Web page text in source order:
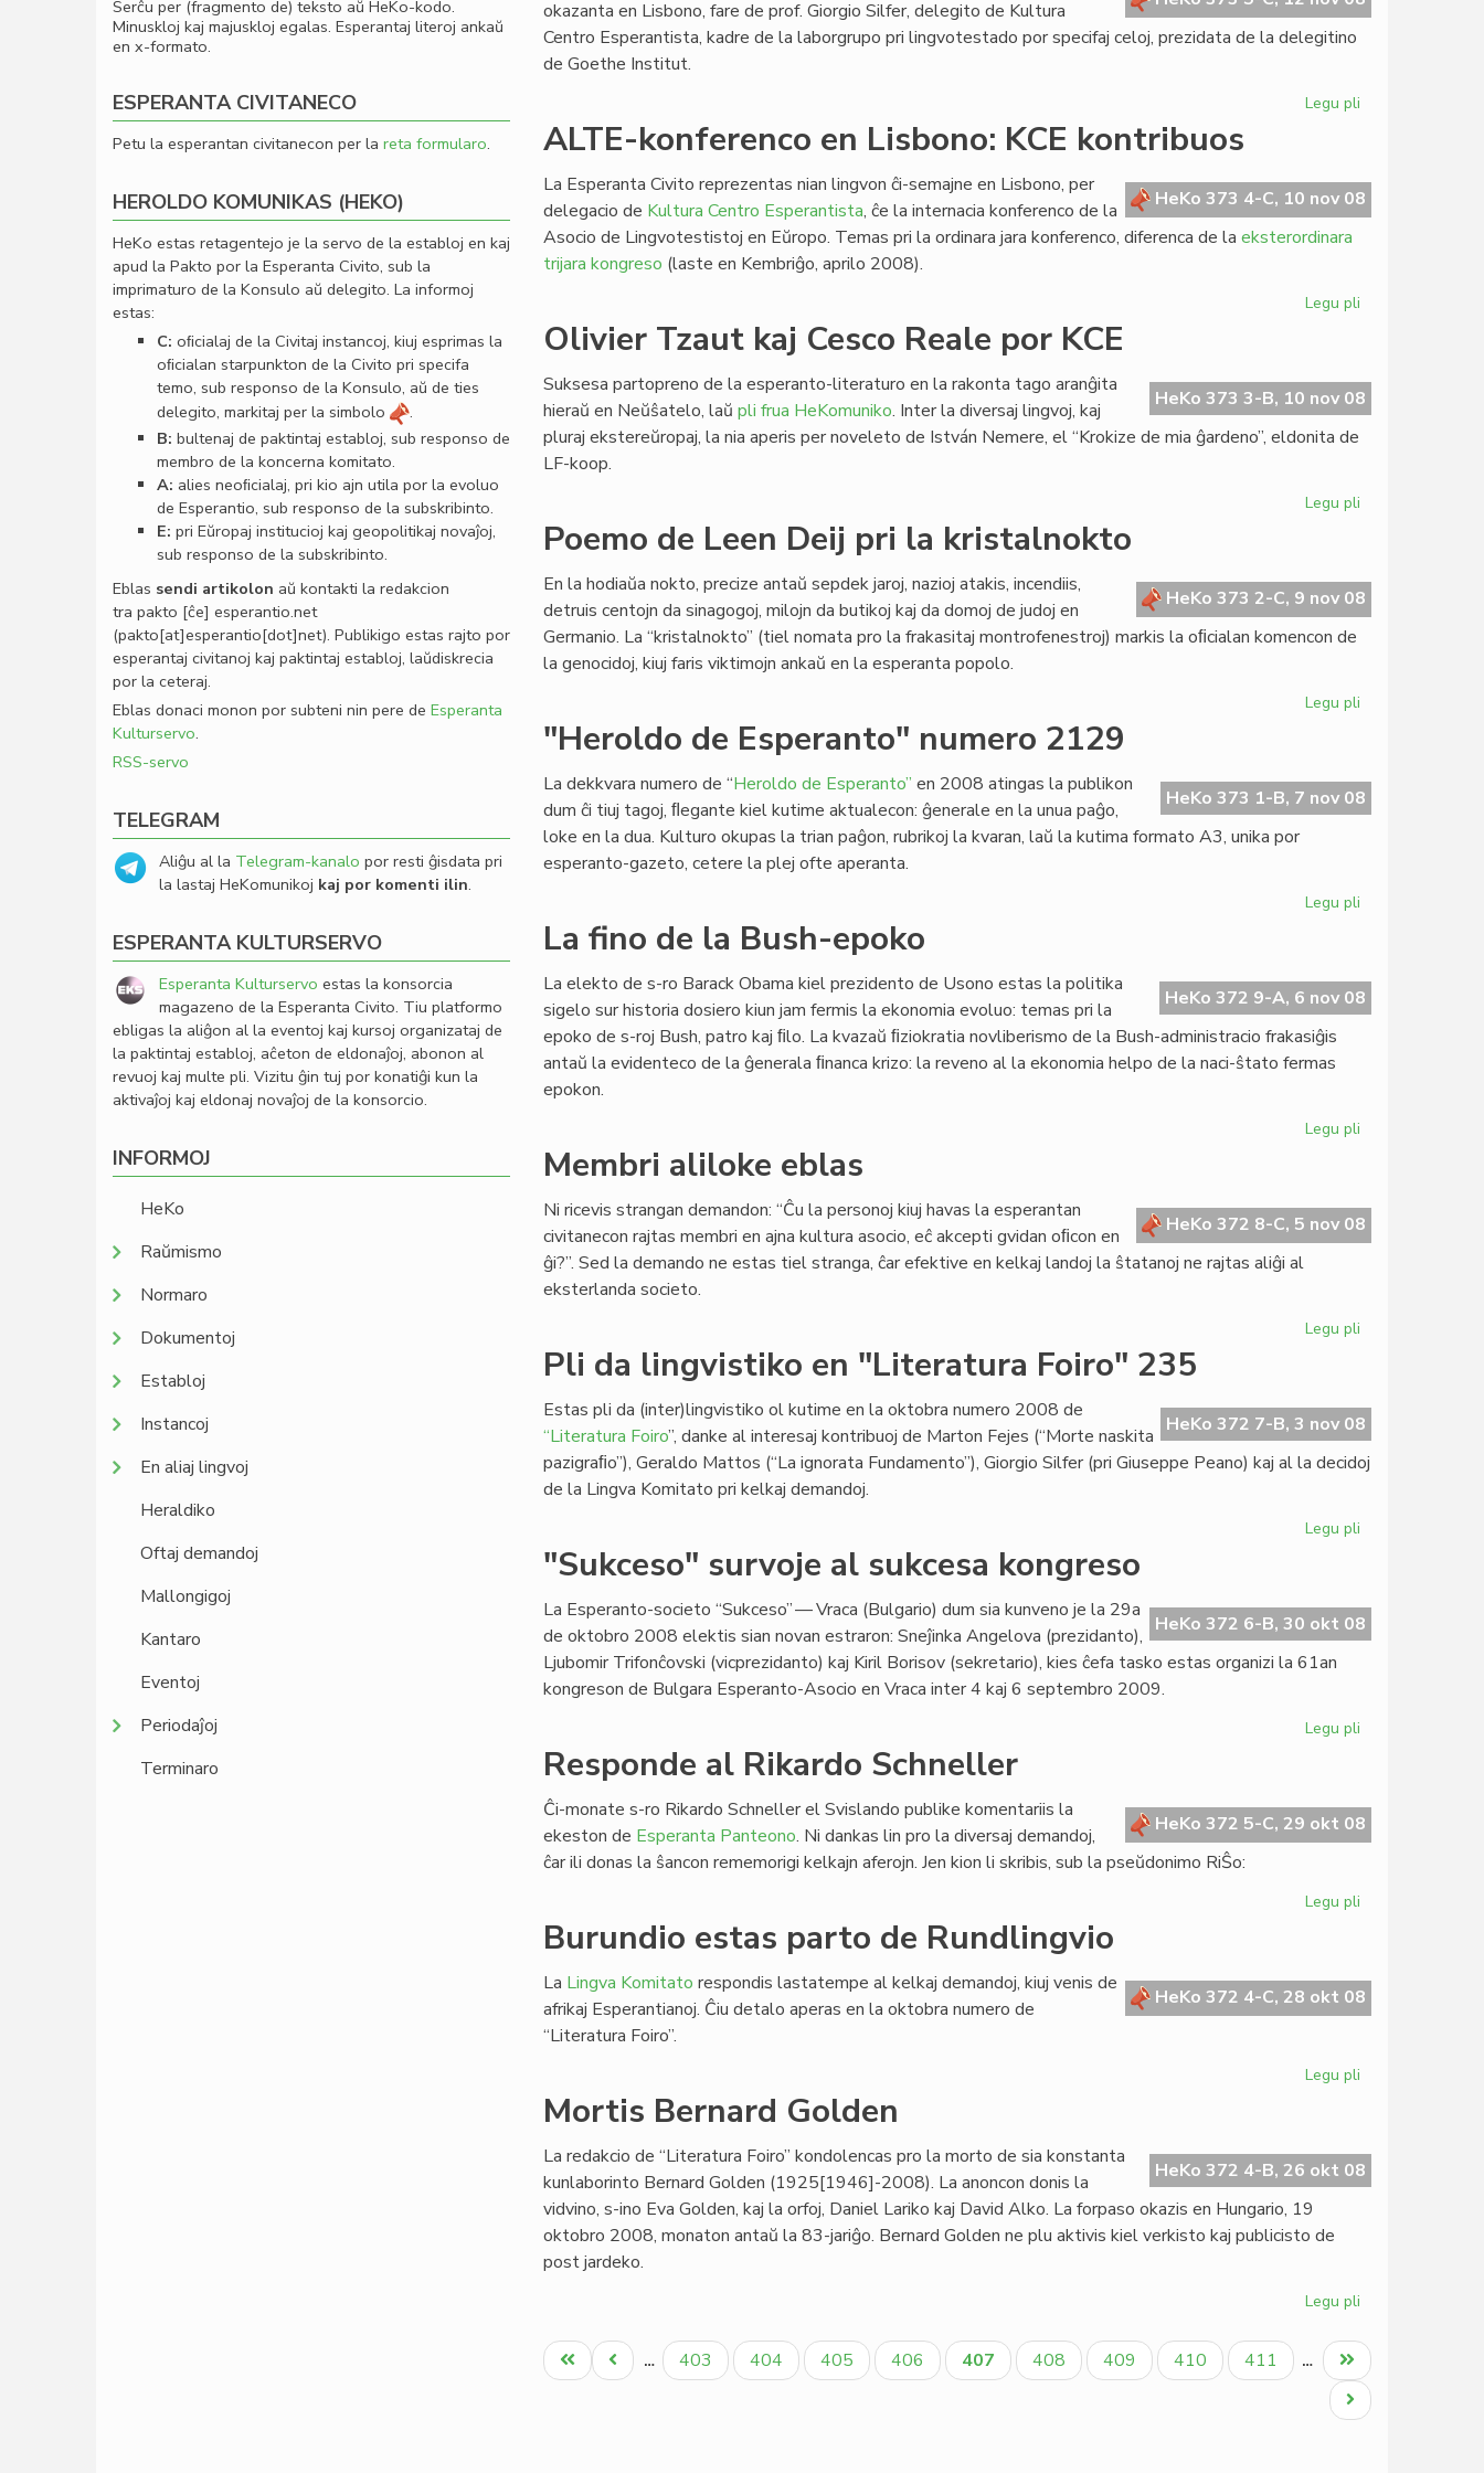
okazanta en Lisbono, fare de prof. Giorgio Silfer, delegito de Kultura
Centro Esperantista, kadre de la laborgrupo pri lingvotestado por specifaj celoj, prezidata de la delegitino
de Goethe Institut.
Legu pli
celoj
ALTE-konferenco en Lisbono: KCE kontribuos
HeKo 373 4-C, 10 nov 08
La Esperanta Civito reprezentas nian lingvon ĉi-semajne en Lisbono, per
delegacio de Kultura Centro Esperantista, ĉe la internacia konferenco de la
Asocio de Lingvotestistoj en Eŭropo. Temas pri la ordinara jara konferenco, diferenca de la eksterordinara
trijara kongreso (laste en Kembriĝo, aprilo 2008).
Legu pli
Lisbono:
KCE
Olivier Tzaut kaj Cesco Reale por KCE
HeKo 373 3-B, 10 nov 08
Suksesa partopreno de la esperanto-literaturo en la rakonta tago aranĝita
hieraŭ en Neŭŝatelo, laŭ pli frua HeKomuniko. Inter la diversaj lingvoj, kaj
pluraj ekstereŭropaj, la nia aperis per noveleto de István Nemere, el “Krokize de mia ĝardeno”, eldonita de
LF-koop.
Legu pli
Cesco
Reale
Poemo de Leen Deij pri la kristalnokto
HeKo 373 2-C, 9 nov 08
En la hodiaŭa nokto, precize antaŭ sepdek jaroj, nazioj atakis, incendiis,
detruis centojn da sinagogoj, milojn da butikoj kaj da domoj de judoj en
Germanio. La “kristalnokto” (tiel nomata pro la frakasitaj montrofenestroj) markis la oﬁcialan komencon de
la genocidoj, kiuj faris viktimojn ankaŭ en la esperanta popolo.
Legu pli
Deij
pri
"Heroldo de Esperanto" numero 2129
HeKo 373 1-B, 7 nov 08
La dekkvara numero de “Heroldo de Esperanto” en 2008 atingas la publikon
dum ĉi tiuj tagoj, ﬂegante kiel kutime aktualecon: ĝenerale en la unua paĝo,
loke en la dua. Kulturo okupas la trian paĝon, rubrikoj la kvaran, laŭ la kutima formato A3, unika por
esperanto-gazeto, cetere la plej ofte aperanta.
Legu pli
numero
2129
La fino de la Bush-epoko
HeKo 372 9-A, 6 nov 08
La elekto de s-ro Barack Obama kiel prezidento de Usono estas la politika
sigelo sur historia dosiero kiun jam fermis la ekonomia evoluo: temas pri la
epoko de s-roj Bush, patro kaj ﬁlo. La kvazaŭ ﬁziokratia novliberismo de la Bush-administracio frakasiĝis
antaŭ la evidenteco de la ĝenerala ﬁnanca krizo: la reveno al la ekonomia helpo de la naci-ŝtato fermas
epokon.
Legu pli
la
Bush-
Membri aliloke eblas
HeKo 372 8-C, 5 nov 08
Ni ricevis strangan demandon: “Ĉu la personoj kiuj havas la esperantan
civitanecon rajtas membri en ajna kultura asocio, eĉ akcepti gvidan oﬁcon en
ĝi?”. Sed la demando ne estas tiel stranga, ĉar efektive en kelkaj landoj la ŝtatanoj ne rajtas aliĝi al
eksterlanda societo.
Legu pli
Pli da lingvistiko en "Literatura Foiro" 235
HeKo 372 7-B, 3 nov 08
Estas pli da (inter)lingvistiko ol kutime en la oktobra numero 2008 de
“Literatura Foiro”, danke al interesaj kontribuoj de Marton Fejes (“Morte naskita
pazigraﬁo”), Geraldo Mattos (“La ignorata Fundamento”), Giorgio Silfer (pri Giuseppe Peano) kaj al la decidoj
de la Lingva Komitato pri kelkaj demandoj.
Legu pli
en
"Literatura
"Sukceso" survoje al sukcesa kongreso
HeKo 372 6-B, 30 okt 08
La Esperanto-societo “Sukceso” — Vraca (Bulgario) dum sia kunveno je la 29a
de oktobro 2008 elektis sian novan estraron: Sneĵinka Angelova (prezidanto),
Ljubomir Trifonĉovski (vicprezidanto) kaj Kiril Borisov (sekretario), kies ĉefa tasko estas organizi la 61an
kongreson de Bulgara Esperanto-Asocio en Vraca inter 4 kaj 6 septembro 2009.
Legu pli
sukcesa
kongreso
Responde al Rikardo Schneller
HeKo 372 5-C, 29 okt 08
Ĉi-monate s-ro Rikardo Schneller el Svislando publike komentariis la
ekeston de Esperanta Panteono. Ni dankas lin pro la diversaj demandoj,
ĉar ili donas la ŝancon rememorigi kelkajn aferojn. Jen kion li skribis, sub la pseŭdonimo RiŜo:
Legu pli
Schneller
Burundio estas parto de Rundlingvio
HeKo 372 4-C, 28 okt 08
La Lingva Komitato respondis lastatempe al kelkaj demandoj, kiuj venis de
afrikaj Esperantianoj. Ĉiu detalo aperas en la oktobra numero de
“Literatura Foiro”.
Legu pli
de
Rundlingvio
Mortis Bernard Golden
HeKo 372 4-B, 26 okt 08
La redakcio de “Literatura Foiro” kondolencas pro la morto de sia konstanta
kunlaborinto Bernard Golden (1925[1946]-2008). La anoncon donis la
vidvino, s-ino Eva Golden, kaj la orfoj, Daniel Lariko kaj David Alko. La forpaso okazis en Hungario, 19
oktobro 2008, monaton antaŭ la 83-jariĝo. Bernard Golden ne plu aktivis kiel verkisto kaj publicisto de
post jardeko.
Legu pli
Bernard
Golden
Pagination
Unua
paĝo
Antaŭa
paĝo
… Paĝo
403 Paĝo
404 Paĝo
405 Paĝo
406
Aktuala
paĝo
407 Paĝo
408 Paĝo
409 Paĝo
410 Paĝo
411 …
Last
page
Next
page
Serĉu per (fragmento de) teksto aŭ HeKo-kodo.
Minuskloj kaj majuskloj egalas. Esperantaj literoj ankaŭ
en x-formato.
ESPERANTA CIVITANECO
Petu la esperantan civitanecon per la reta formularo.
HEROLDO KOMUNIKAS (HEKO)
HeKo estas retagentejo je la servo de la establoj en kaj
apud la Pakto por la Esperanta Civito, sub la
imprimaturo de la Konsulo aŭ delegito. La informoj
estas:
C: oﬁcialaj de la Civitaj instancoj, kiuj esprimas la
oﬁcialan starpunkton de la Civito pri specifa
temo, sub responso de la Konsulo, aŭ de ties
delegito, markitaj per la simbolo
.
B: bultenaj de paktintaj establoj, sub responso de
membro de la koncerna komitato.
A: alies neoﬁcialaj, pri kio ajn utila por la evoluo
de Esperantio, sub responso de la subskribinto.
E: pri Eŭropaj institucioj kaj geopolitikaj novaĵoj,
sub responso de la subskribinto.
Eblas sendi artikolon aŭ kontakti la redakcion
tra pakto [ĉe] esperantio.net
(pakto[at]esperantio[dot]net). Publikigo estas rajto por
esperantaj civitanoj kaj paktintaj establoj, laŭdiskrecia
por la ceteraj.
Eblas donaci monon por subteni nin pere de Esperanta
Kulturservo.
RSS-servo
TELEGRAM
Aliĝu al la Telegram-kanalo por resti ĝisdata pri
la lastaj HeKomunikoj kaj por komenti ilin.
ESPERANTA KULTURSERVO
Esperanta Kulturservo estas la konsorcia
magazeno de la Esperanta Civito. Tiu platformo
ebligas la aliĝon al la eventoj kaj kursoj organizataj de
la paktintaj establoj, aĉeton de eldonaĵoj, abonon al
revuoj kaj multe pli. Vizitu ĝin tuj por konatiĝi kun la
aktivaĵoj kaj eldonaj novaĵoj de la konsorcio.
INFORMOJ
HeKo
Raŭmismo
Normaro
Dokumentoj
Establoj
Instancoj
En aliaj lingvoj
Heraldiko
Oftaj demandoj
Mallongigoj
Kantaro
Eventoj
Periodaĵoj
Terminaro